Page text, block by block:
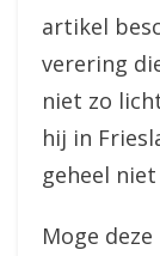
artikel
verering
niet zo
hij in
geheel
Moge